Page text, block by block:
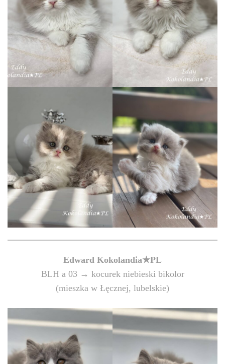
Edward Kokolandia★PL
BLH a 03 → kocurek niebieski bikolor
(mieszka w Łęcznej, lubelskie)